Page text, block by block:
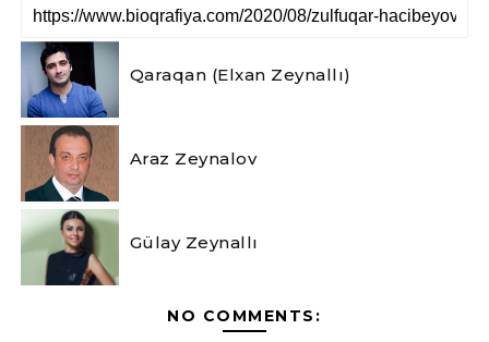
Qaraqan (Elxan Zeynallı)
Araz Zeynalov
Gülay Zeynallı
NO COMMENTS: